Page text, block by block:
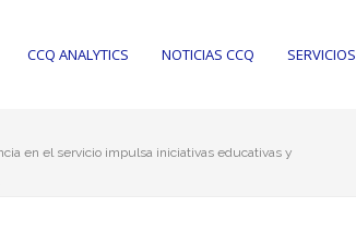
CCQ ANALYTICS NOTICIAS CCQ SERVICIOS
en el servicio impulsa iniciativas educativas y